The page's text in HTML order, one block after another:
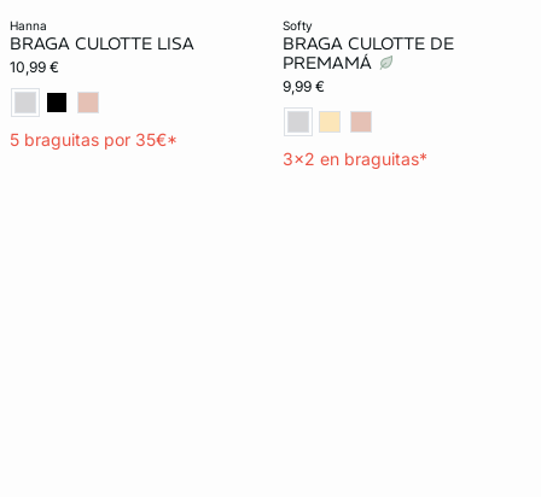
hanna
BRAGA CULOTTE LISA
10,99 €
5 braguitas por 35€*
softy
BRAGA CULOTTE DE
PREMAMÁ
9,99 €
3x2 en braguitas*